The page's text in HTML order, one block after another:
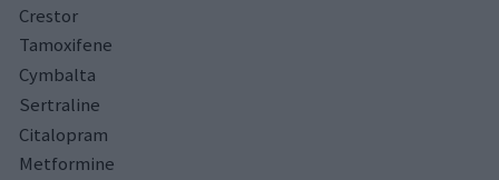
Crestor
Tamoxifene
Cymbalta
Sertraline
Citalopram
Metformine